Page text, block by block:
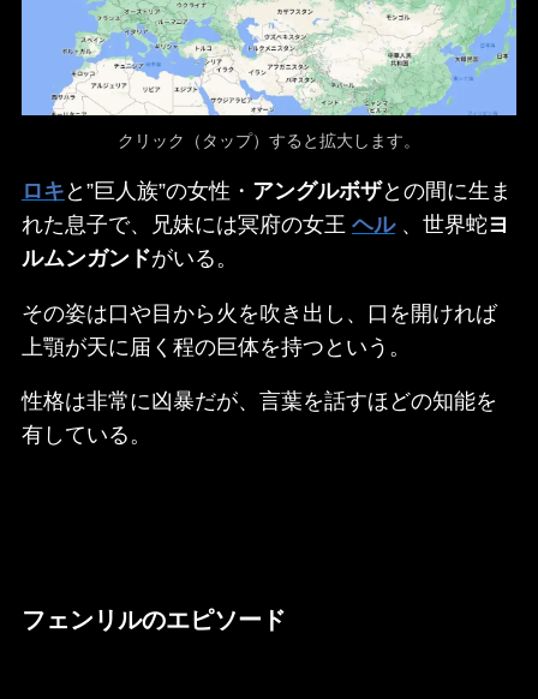
クリック（タップ）すると拡大します。
ロキ と”巨人族”の女性・ アングルボザとの間に生ま
れた息子で、兄妹には冥府の女王 ヘル 、世界蛇ヨ
ルムンガンドがいる。
その姿は口や目から火を吹き出し、口を開ければ
上顎が天に届く程の巨体を持つという。
性格は非常に凶暴だが、言葉を話すほどの知能を
有している。
フェンリルのエピソード